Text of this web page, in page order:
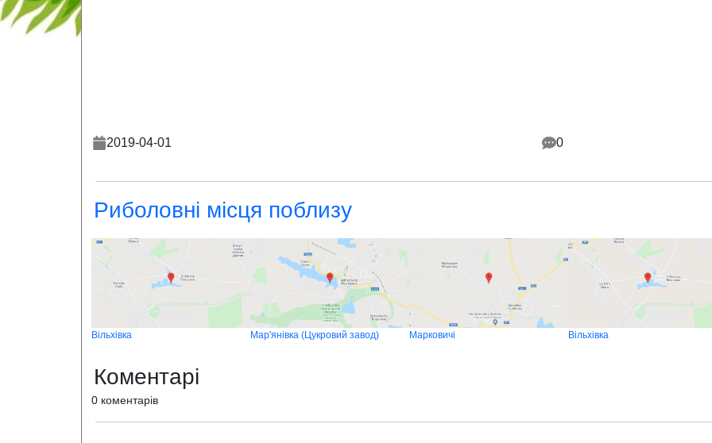
2019-04-01 0
Риболовні місця поблизу
Вільхівка Мар'янівка (Цукровий завод) Марковичі Вільхівка
Коментарі
0 коментарів